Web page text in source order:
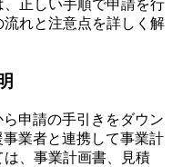
正しい手順で申請を行
れと注意点を詳しく解
申請の手引きをダウン
業者と連携して事業計
、事業計画書、見積